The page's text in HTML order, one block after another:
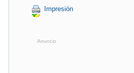
Impresión
Anuncio